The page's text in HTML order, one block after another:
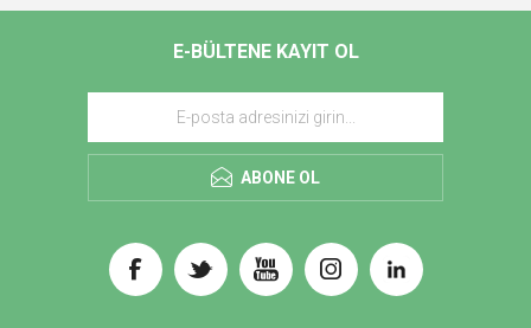
E-BÜLTENE KAYIT OL
ABONE OL